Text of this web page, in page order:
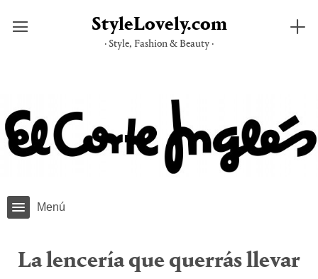
contenido
StyleLovely.com
· Style, Fashion & Beauty ·
Menú
La lencería que querrás llevar